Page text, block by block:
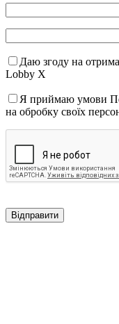
Даю згоду на
Lobby X
Я приймаю умови
на обробку своїх